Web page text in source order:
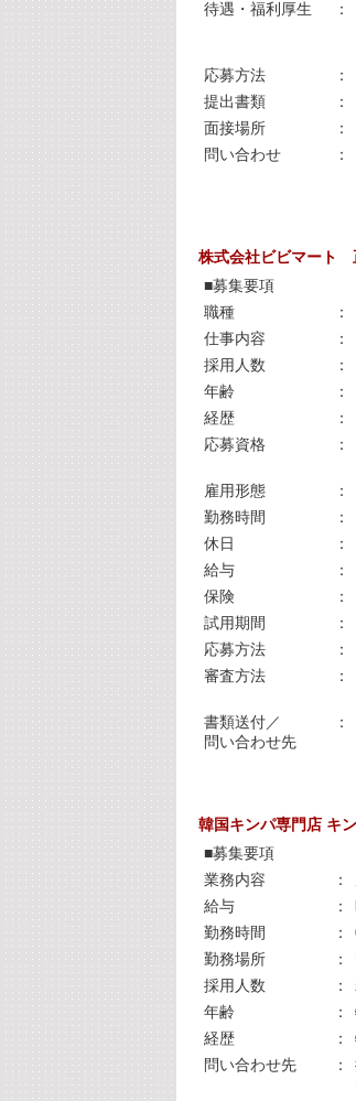
待遇・福利厚生
：
応募方法
：
提出書類
：
面接場所
：
問い合わせ
：
株式会社ビビマート
■募集要項
職種
：
仕事内容
：
採用人数
：
年齢
：
経歴
：
応募資格
：
雇用形態
：
勤務時間
：
休日
：
給与
：
保険
：
試用期間
：
応募方法
：
審査方法
：
書類送付／
問い合わせ先
：
韓国キンパ専門店 キ
■募集要項
業務内容
：
給与
：
勤務時間
：
勤務場所
：
採用人数
：
年齢
：
経歴
：
問い合わせ先
：